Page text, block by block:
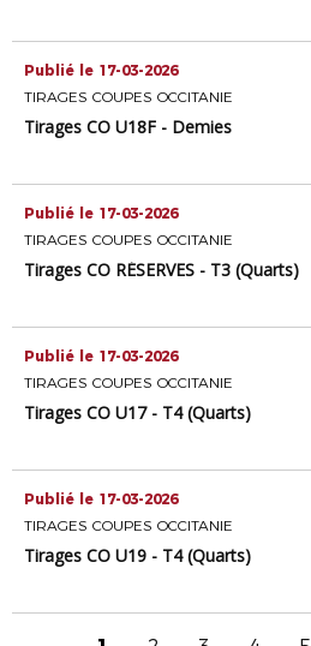
Publié le 17-03-2026
TIRAGES COUPES OCCITANIE
Tirages CO U18F - Demies
Publié le 17-03-2026
TIRAGES COUPES OCCITANIE
Tirages CO RÉSERVES - T3 (Quarts)
Publié le 17-03-2026
TIRAGES COUPES OCCITANIE
Tirages CO U17 - T4 (Quarts)
Publié le 17-03-2026
TIRAGES COUPES OCCITANIE
Tirages CO U19 - T4 (Quarts)